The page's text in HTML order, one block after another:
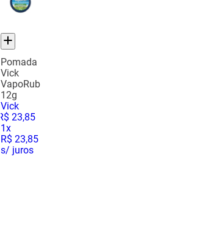
Pomada
Vick
VapoRub
12g
Vick
R$ 23,85
1x
R$ 23,85
s/ juros